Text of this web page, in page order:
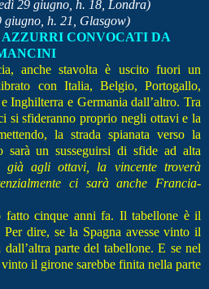
29 giugno, h. 18, Londra)
giugno, h. 21, Glasgow)
AZZURRI CONVOCATI DA
anche stavolta è uscito fuori un
con Italia, Belgio, Portogallo,
Inghilterra e Germania dall’altro. Tra
si sfideranno proprio negli ottavi e la
la strada spianata verso la
sarà un susseguirsi di sfide ad alta
già agli ottavi, la vincente troverà
ci sarà anche Francia-
fatto cinque anni fa. Il tabellone è il
dire, se la Spagna avesse vinto il
parte del tabellone. E se nel
il girone sarebbe finita nella parte